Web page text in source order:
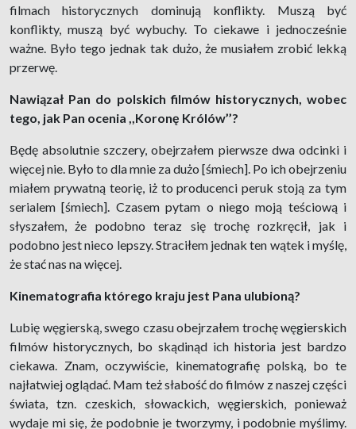
filmach historycznych dominują konflikty. Muszą być
konflikty, muszą być wybuchy. To ciekawe i jednocześnie
ważne. Było tego jednak tak dużo, że musiałem zrobić lekką
przerwę.
Nawiązał Pan do polskich filmów historycznych, wobec
tego, jak Pan ocenia ,,Koronę Królów’’?
Będę absolutnie szczery, obejrzałem pierwsze dwa odcinki i
więcej nie. Było to dla mnie za dużo [śmiech]. Po ich obejrzeniu
miałem prywatną teorię, iż to producenci peruk stoją za tym
serialem [śmiech]. Czasem pytam o niego moją teściową i
słyszałem, że podobno teraz się trochę rozkręcił, jak i
podobno jest nieco lepszy. Straciłem jednak ten wątek i myślę,
że stać nas na więcej.
Kinematografia którego kraju jest Pana ulubioną?
Lubię węgierską, swego czasu obejrzałem trochę węgierskich
filmów historycznych, bo skądinąd ich historia jest bardzo
ciekawa. Znam, oczywiście, kinematografię polską, bo te
najłatwiej oglądać. Mam też słabość do filmów z naszej części
świata, tzn. czeskich, słowackich, węgierskich, ponieważ
wydaje mi się, że podobnie je tworzymy, i podobnie myślimy.